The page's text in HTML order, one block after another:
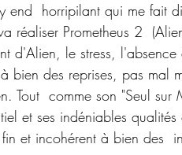
end  horripilant qui me fait
réaliser Prometheus 2
d'Alien, le stress,
bien des reprises, pas mal
Tout  comme son "Seul sur
et ses indéniables
et incohérent à bien des